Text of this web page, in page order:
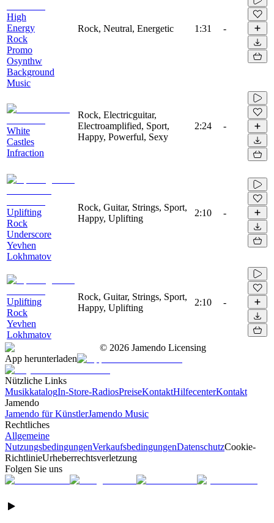
High
Energy
Rock
Promo
Osynthw
Background
Music
Rock, Neutral, Energetic 1:31 -
White
Castles
Infraction
Rock, Electricguitar,
Electroamplified, Sport,
Happy, Powerful, Sexy
2:24 -
Uplifting
Rock
Underscore
Yevhen
Lokhmatov
Rock, Guitar, Strings, Sport,
Happy, Uplifting
2:10 -
Uplifting
Rock
Yevhen
Lokhmatov
Rock, Guitar, Strings, Sport,
Happy, Uplifting
2:10 -
© 2026 Jamendo Licensing
App herunterladen
Nützliche Links
MusikkatalogIn-Store-RadiosPreiseKontaktHilfecenterKontakt
Jamendo
Jamendo für KünstlerJamendo Music
Rechtliches
Allgemeine
NutzungsbedingungenVerkaufsbedingungenDatenschutzCookie-
RichtlinieUrheberrechtsverletzung
Folgen Sie uns